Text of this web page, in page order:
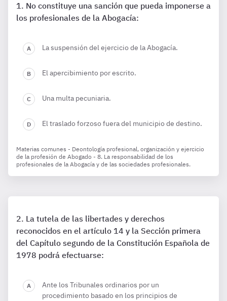
No constituye una sanción que pueda imponerse a
los profesionales de la Abogacía:
La suspensión del ejercicio de la Abogacía.
El apercibimiento por escrito.
Una multa pecuniaria.
El traslado forzoso fuera del municipio de destino.
Materias comunes - Deontología profesional, organización y ejercicio
de la profesión de Abogado - 8. La responsabilidad de los
profesionales de la Abogacía y de las sociedades profesionales.
La tutela de las libertades y derechos
reconocidos en el artículo 14 y la Sección primera
del Capítulo segundo de la Constitución Española de
1978 podrá efectuarse:
Ante los Tribunales ordinarios por un
procedimiento basado en los principios de